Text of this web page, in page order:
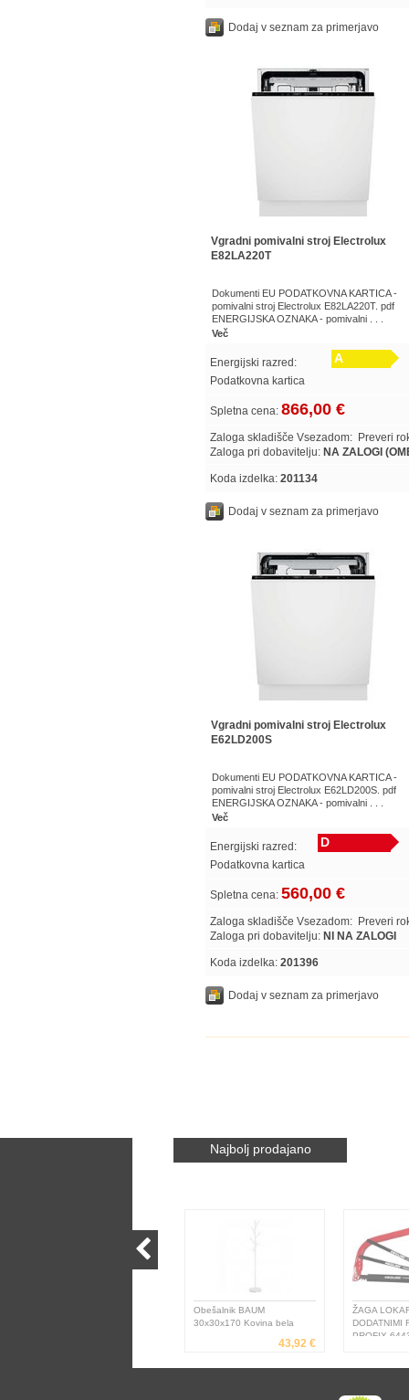
Dodaj v seznam za primerjavo
Vgradni pomivalni stroj Electrolux
E82LA220T
Dokumenti EU PODATKOVNA KARTICA -
pomivalni stroj Electrolux E82LA220T. pdf
ENERGIJSKA OZNAKA - pomivalni . . .
Več
Energijski razred: A
Podatkovna kartica
Spletna cena: 866,00 €
Zaloga skladišče Vsezadom: Preveri
Zaloga pri dobavitelju: NA ZALOGI
Koda izdelka: 201134
Dodaj v seznam za primerjavo
Vgradni pomivalni stroj Electrolux
E62LD200S
Dokumenti EU PODATKOVNA KARTICA -
pomivalni stroj Electrolux E62LD200S. pdf
ENERGIJSKA OZNAKA - pomivalni . . .
Več
Energijski razred: D
Podatkovna kartica
Spletna cena: 560,00 €
Zaloga skladišče Vsezadom: Preveri
Zaloga pri dobavitelju: NI NA ZALOGI
Koda izdelka: 201396
Dodaj v seznam za primerjavo
Najbolj prodajano
Obešalnik BAUM
30x30x170 Kovina bela
43,92 €
ŽAGA
DODATNIMI
PROFIX